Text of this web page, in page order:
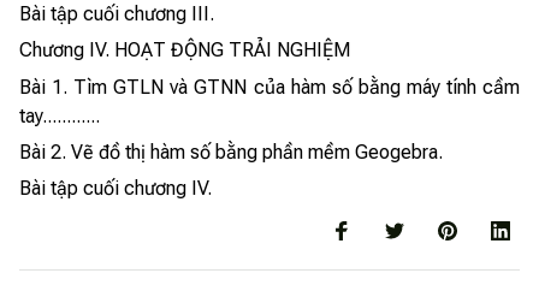
Bài tập cuối chương III.
Chương IV. HOẠT ĐỘNG TRẢI NGHIỆM
Bài 1. Tìm GTLN và GTNN của hàm số bằng máy tính cầm
tay............
Bài 2. Vẽ đồ thị hàm số bằng phần mềm Geogebra.
Bài tập cuối chương IV.